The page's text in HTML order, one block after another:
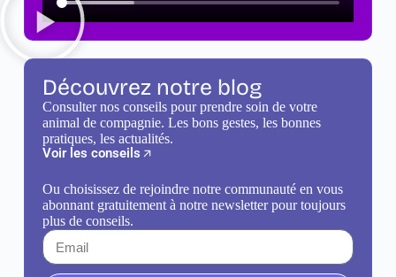
Découvrez notre blog
Consulter nos conseils pour prendre soin de votre
animal de compagnie. Les bons gestes, les bonnes
pratiques, les actualités.
Voir les conseils
Ou choisissez de rejoindre notre communauté en vous
abonnant gratuitement à notre newsletter pour toujours
plus de conseils.